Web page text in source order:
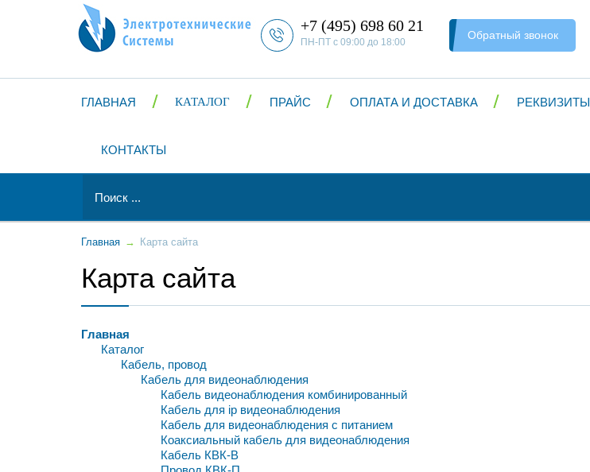
+7 (495) 698 60 21
ПН-ПТ с 09:00 до 18:00
Обратный звонок
ГЛАВНАЯ КАТАЛОГ ПРАЙС ОПЛАТА И ДОСТАВКА РЕКВИЗИТЫ
КОНТАКТЫ
Главная → Карта сайта
Карта сайта
Главная
Каталог
Кабель, провод
Кабель для видеонаблюдения
Кабель видеонаблюдения комбинированный
Кабель для ip видеонаблюдения
Кабель для видеонаблюдения с питанием
Коаксиальный кабель для видеонаблюдения
Кабель КВК-В